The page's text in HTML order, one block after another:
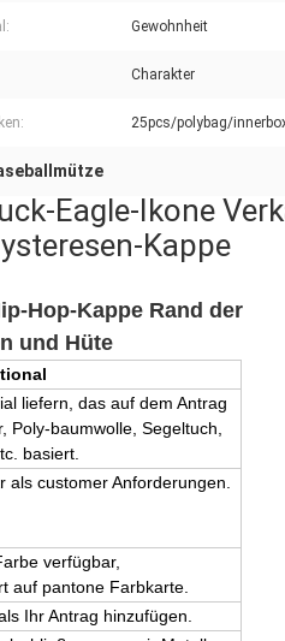
Gewohnheit
Charakter
25pcs/polybag/
Eagle-Ikone
Kappe
Hop-Kappe Rand der
und Hüte
liefern, das auf dem Antrag
Poly-baumwolle, Segeltuch,
basiert.
als customer Anforderungen.
verfügbar,
auf pantone Farbkarte.
Ihr Antrag hinzufügen.